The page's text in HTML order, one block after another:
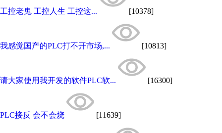
工控老鬼 工控人生 工控这... [10378]
我感觉国产的PLC打不开市场,... [10813]
请大家使用我开发的软件PLC软... [16300]
PLC接反 会不会烧 [11639]